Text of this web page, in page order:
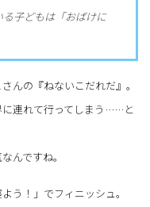
子どもは「おばけに
んの『ねないこだれだ』。
に連れて行ってしまう……と
んですね。
う！」でフィニッシュ。